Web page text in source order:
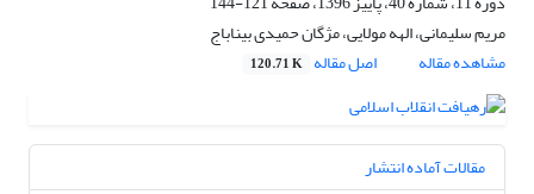
مریم سلیمانی، الهه مولایی، مژگان حمیدی بیناباج
مشاهده مقاله
اصل مقاله 120.71 K
مقالات آماده انتشار